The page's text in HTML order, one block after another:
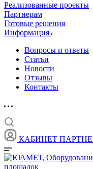
Реализованные проекты
Партнерам
Готовые решения
Информация
Вопросы и ответы
Статьи
Новости
Отзывы
Контакты
КАБИНЕТ